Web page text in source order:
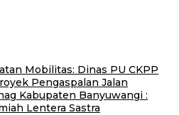
Mobilitas: Dinas PU CKPP
Pengaspalan Jalan
Kabupaten Banyuwangi :
Lentera Sastra